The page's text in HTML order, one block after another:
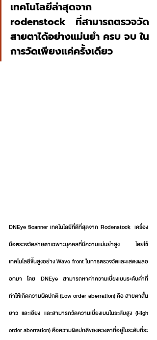
เทคโนโลยีล่าสุดจาก
rodenstock ที่สามารถตรวจวัด
สายตาได้อย่างแม่นยำ ครบ จบ ใน
การวัดเพียงแค่ครั้งเดียว
DNEye Scanner เทคโนโลยีที่ดีที่สุดจาก Rodenstock  เครื่อง
มือตรวจวัดสายตาเฉพาะบุคคลที่มีความแม่นยำสูง โดยใช้
เทคโนโลยีขั้นสูงอย่าง Wave front ในการตรวจวัดและแสดงผลอ
อกมา โดย DNEye สามารถหาค่าความเบี่ยงเบนระดับต่ำที่
ทำให้เกิดความผิดปกติ (Low order aberration) คือ สายตาสั้น
ยาว และเอียง และสามารถวัดความเบี่ยงเบนในระดับสูง (High
order aberration) คือความผิดปกติของดวงตาที่อยู่ในระดับที่ระ